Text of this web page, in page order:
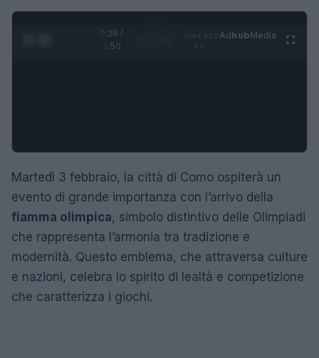
0:29 /
1:50
AdhubMedia
Martedì 3 febbraio, la città di Como ospiterà un
evento di grande importanza con l’arrivo della
fiamma olimpica, simbolo distintivo delle Olimpiadi
che rappresenta l’armonia tra tradizione e
modernità. Questo emblema, che attraversa culture
e nazioni, celebra lo spirito di lealtà e competizione
che caratterizza i giochi.